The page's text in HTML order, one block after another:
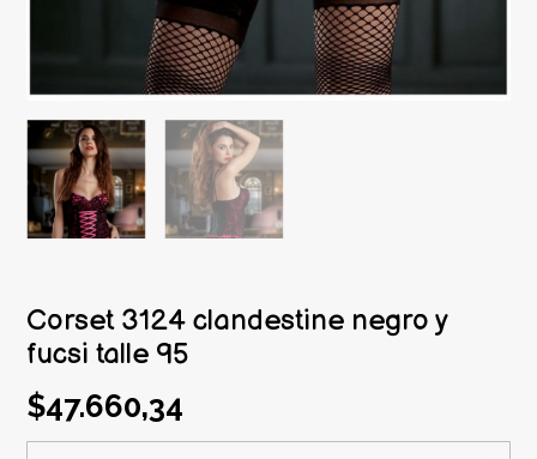
Corset 3124 clandestine negro y
fucsi talle 95
$47.660,34